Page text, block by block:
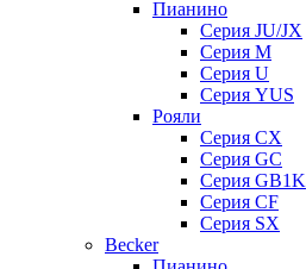
Пианино
Серия JU/JX
Серия M
Серия U
Серия YUS
Рояли
Серия CX
Серия GC
Серия GB1K
Серия CF
Серия SX
Becker